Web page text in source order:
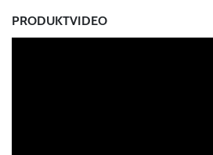
PRODUKTVIDEO